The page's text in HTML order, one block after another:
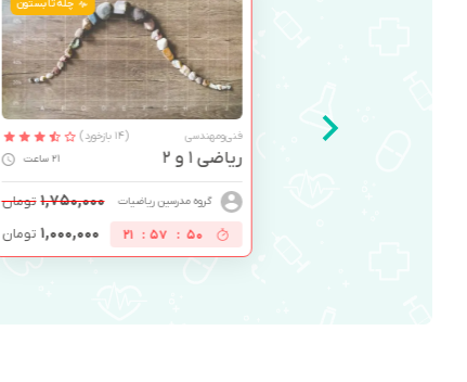
چله تابستون
فنی‌ومهندسی (14 بازخورد)
ریاضی 1 و 2 21 ساعت
گروه مدرسین ریاضیات ۱,۷۵۰,۰۰۰ تومان
49
:
57
:
21 ۱,۰۰۰,۰۰۰ تومان